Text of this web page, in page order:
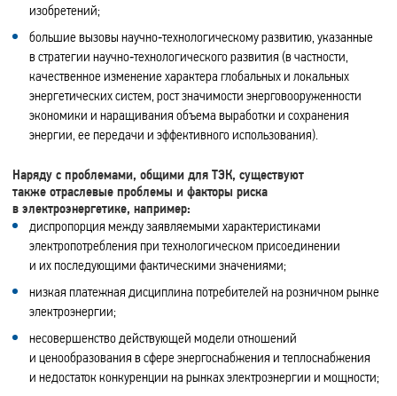
изобретений;
большие вызовы научно‑технологическому развитию, указанные
в стратегии научно‑технологического развития (в частности,
качественное изменение характера глобальных и локальных
энергетических систем, рост значимости энерговооруженности
экономики и наращивания объема выработки и сохранения
энергии, ее передачи и эффективного использования).
Наряду с проблемами, общими для ТЭК, существуют
также отраслевые проблемы и факторы риска
в электроэнергетике, например:
диспропорция между заявляемыми характеристиками
электропотребления при технологическом присоединении
и их последующими фактическими значениями;
низкая платежная дисциплина потребителей на розничном рынке
электроэнергии;
несовершенство действующей модели отношений
и ценообразования в сфере энергоснабжения и теплоснабжения
и недостаток конкуренции на рынках электроэнергии и мощности;